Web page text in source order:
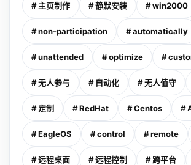
# 主页制作 # 静默安装 # win2000
# non-participation # automatically
# unattended # optimize #
# 无人参与 # 自动化 # 无人值守
# 定制 # RedHat # Centos #
# EagleOS # control # remote
# 远程桌面 # 远程控制 # 跨平台